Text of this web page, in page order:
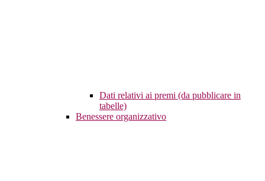
Dati relativi ai premi (da pubblicare in
tabelle)
Benessere organizzativo